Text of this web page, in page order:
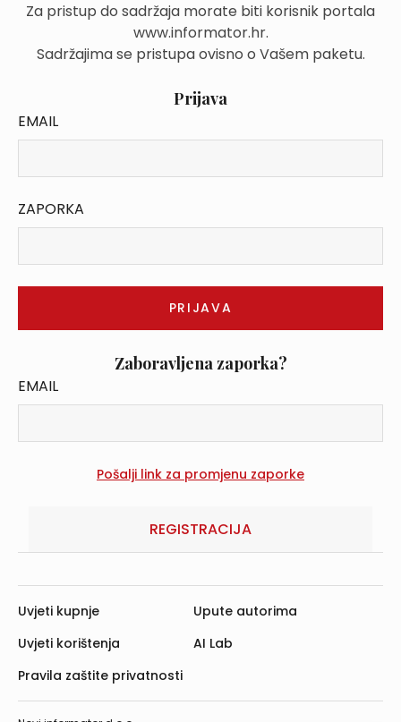
Za pristup do sadržaja morate biti korisnik portala
www.informator.hr.
Sadržajima se pristupa ovisno o Vašem paketu.
Prijava
EMAIL
ZAPORKA
Zaboravljena zaporka?
EMAIL
REGISTRACIJA
Uvjeti kupnje
Uvjeti korištenja
Pravila zaštite privatnosti
Upute autorima
AI Lab